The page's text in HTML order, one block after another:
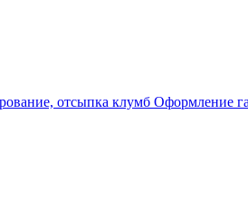
отсыпка клумб Оформление